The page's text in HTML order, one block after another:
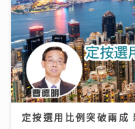
定按選用比例突破兩成